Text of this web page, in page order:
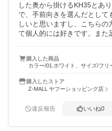
した奥から掛けるKH35とあ
で、手前向きを選んだとし
しいと思いますし、こちら
て個人的には好きです。また
購入した商品
カラー/01.ホワイト、サイズ/フリ
購入したストア
Z-MALL ヤフーショッピング店
違反報告 いいね0